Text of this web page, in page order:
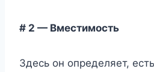
# 2 — Вместимость
Здесь он определяет,